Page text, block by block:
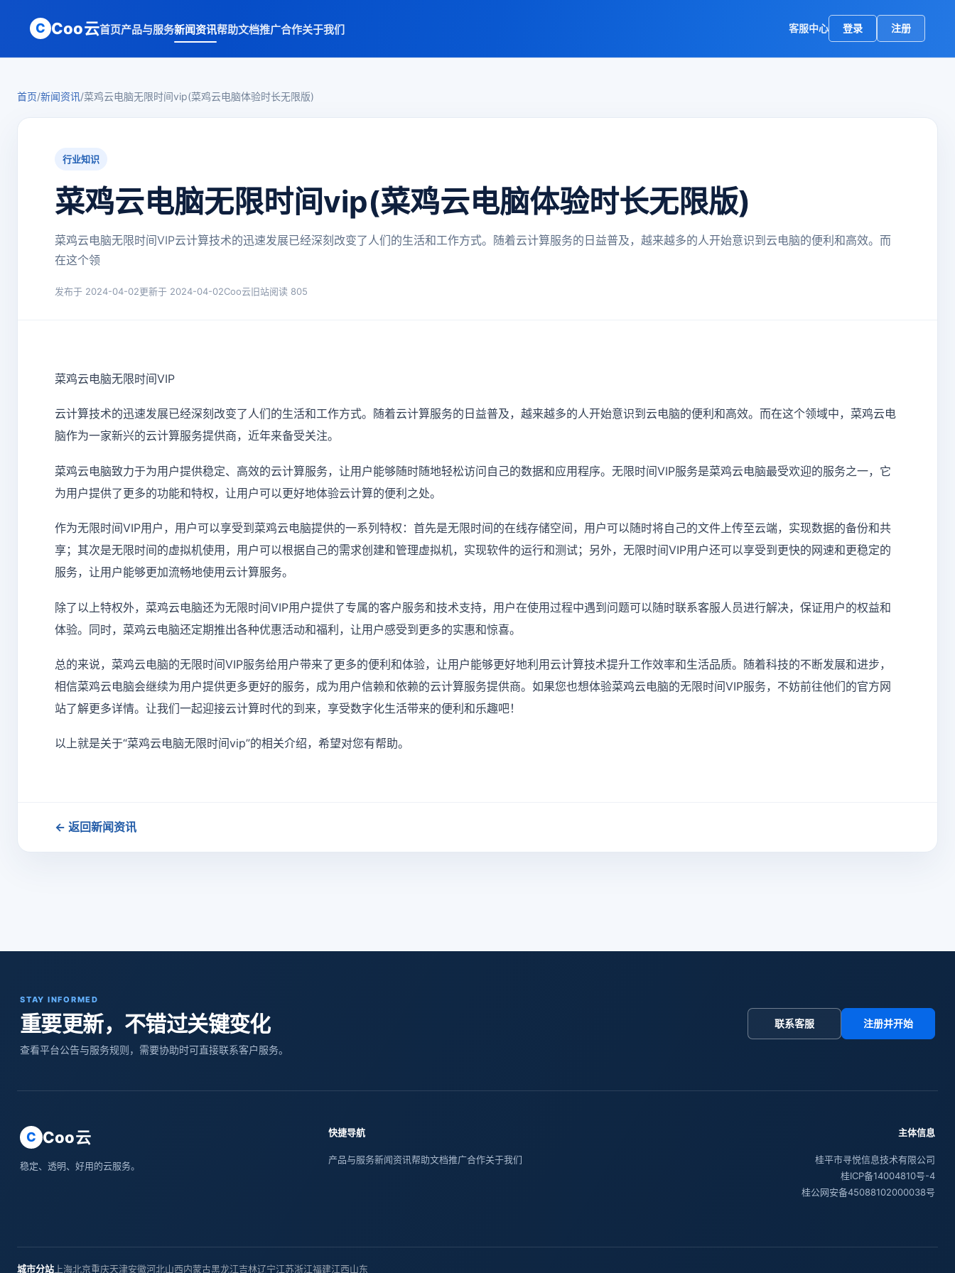
C Coo云首页产品与服务新闻资讯帮助文档推广合作关于我们 客服中心 登录 注册
首页/新闻资讯/菜鸡云电脑无限时间vip(菜鸡云电脑体验时长无限版)
行业知识
菜鸡云电脑无限时间vip(菜鸡云电脑体验时长无限版)
菜鸡云电脑无限时间VIP云计算技术的迅速发展已经深刻改变了人们的生活和工作方式。随着云计算服务的日益普及，越来越多的人开始意识到云电脑的便利和高效。而
在这个领
发布于 2024-04-02更新于 2024-04-02Coo云旧站阅读 805
菜鸡云电脑无限时间VIP
云计算技术的迅速发展已经深刻改变了人们的生活和工作方式。随着云计算服务的日益普及，越来越多的人开始意识到云电脑的便利和高效。而在这个领域中，菜鸡云电
脑作为一家新兴的云计算服务提供商，近年来备受关注。
菜鸡云电脑致力于为用户提供稳定、高效的云计算服务，让用户能够随时随地轻松访问自己的数据和应用程序。无限时间VIP服务是菜鸡云电脑最受欢迎的服务之一，它
为用户提供了更多的功能和特权，让用户可以更好地体验云计算的便利之处。
作为无限时间VIP用户，用户可以享受到菜鸡云电脑提供的一系列特权：首先是无限时间的在线存储空间，用户可以随时将自己的文件上传至云端，实现数据的备份和共
享；其次是无限时间的虚拟机使用，用户可以根据自己的需求创建和管理虚拟机，实现软件的运行和测试；另外，无限时间VIP用户还可以享受到更快的网速和更稳定的
服务，让用户能够更加流畅地使用云计算服务。
除了以上特权外，菜鸡云电脑还为无限时间VIP用户提供了专属的客户服务和技术支持，用户在使用过程中遇到问题可以随时联系客服人员进行解决，保证用户的权益和
体验。同时，菜鸡云电脑还定期推出各种优惠活动和福利，让用户感受到更多的实惠和惊喜。
总的来说，菜鸡云电脑的无限时间VIP服务给用户带来了更多的便利和体验，让用户能够更好地利用云计算技术提升工作效率和生活品质。随着科技的不断发展和进步，
相信菜鸡云电脑会继续为用户提供更多更好的服务，成为用户信赖和依赖的云计算服务提供商。如果您也想体验菜鸡云电脑的无限时间VIP服务，不妨前往他们的官方网
站了解更多详情。让我们一起迎接云计算时代的到来，享受数字化生活带来的便利和乐趣吧！
以上就是关于“菜鸡云电脑无限时间vip”的相关介绍，希望对您有帮助。
← 返回新闻资讯
STAY INFORMED
重要更新，不错过关键变化
查看平台公告与服务规则，需要协助时可直接联系客户服务。
联系客服 注册并开始
C Coo云
稳定、透明、好用的云服务。
快捷导航
产品与服务新闻资讯帮助文档推广合作关于我们
主体信息
桂平市寻悦信息技术有限公司
桂ICP备14004810号-4
桂公网安备45088102000038号
城市分站 上海北京重庆天津安徽河北山西内蒙古黑龙江吉林辽宁江苏浙江福建江西山东